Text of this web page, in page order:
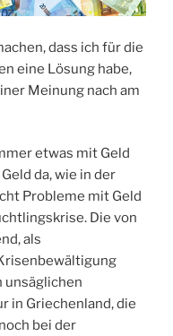
dass ich für die
eine Lösung habe,
Meinung nach am
etwas mit Geld
da, wie in der
Probleme mit Geld
Die von
als
unsäglichen
in Griechenland, die
bei der